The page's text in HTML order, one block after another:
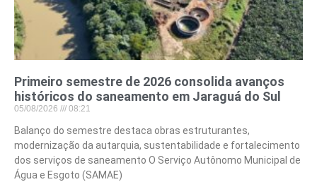
Primeiro semestre de 2026 consolida avanços
históricos do saneamento em Jaraguá do Sul
05/08/2026 08:21
Balanço do semestre destaca obras estruturantes,
modernização da autarquia, sustentabilidade e fortalecimento
dos serviços de saneamento O Serviço Autônomo Municipal de
Água e Esgoto (SAMAE)